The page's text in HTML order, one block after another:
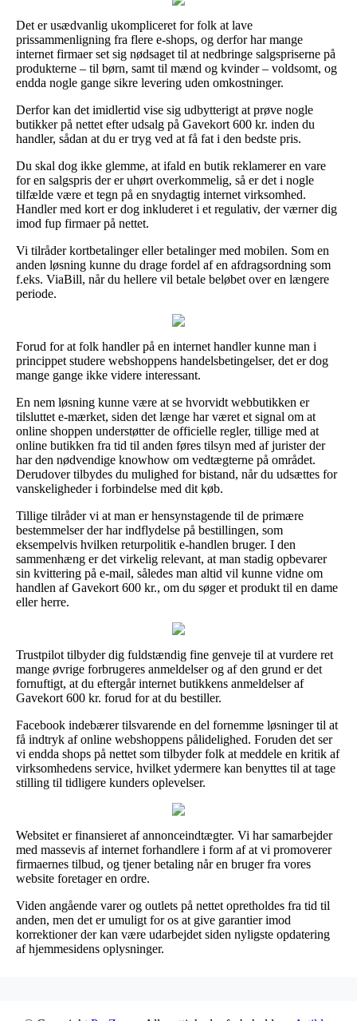
Det er usædvanlig ukompliceret for folk at lave
prissammenligning fra flere e-shops, og derfor har mange
internet firmaer set sig nødsaget til at nedbringe salgspriserne på
produkterne – til børn, samt til mænd og kvinder – voldsomt, og
endda nogle gange sikre levering uden omkostninger.
Derfor kan det imidlertid vise sig udbytterigt at prøve nogle
butikker på nettet efter udsalg på Gavekort 600 kr. inden du
handler, sådan at du er tryg ved at få fat i den bedste pris.
Du skal dog ikke glemme, at ifald en butik reklamerer en vare
for en salgspris der er uhørt overkommelig, så er det i nogle
tilfælde være et tegn på en snydagtig internet virksomhed.
Handler med kort er dog inkluderet i et regulativ, der værner dig
imod fup firmaer på nettet.
Vi tilråder kortbetalinger eller betalinger med mobilen. Som en
anden løsning kunne du drage fordel af en afdragsordning som
f.eks. ViaBill, når du hellere vil betale beløbet over en længere
periode.
Forud for at folk handler på en internet handler kunne man i
princippet studere webshoppens handelsbetingelser, det er dog
mange gange ikke videre interessant.
En nem løsning kunne være at se hvorvidt webbutikken er
tilsluttet e-mærket, siden det længe har været et signal om at
online shoppen understøtter de officielle regler, tillige med at
online butikken fra tid til anden føres tilsyn med af jurister der
har den nødvendige knowhow om vedtægterne på området.
Derudover tilbydes du mulighed for bistand, når du udsættes for
vanskeligheder i forbindelse med dit køb.
Tillige tilråder vi at man er hensynstagende til de primære
bestemmelser der har indflydelse på bestillingen, som
eksempelvis hvilken returpolitik e-handlen bruger. I den
sammenhæng er det virkelig relevant, at man stadig opbevarer
sin kvittering på e-mail, således man altid vil kunne vidne om
handlen af Gavekort 600 kr., om du søger et produkt til en dame
eller herre.
Trustpilot tilbyder dig fuldstændig fine genveje til at vurdere ret
mange øvrige forbrugeres anmeldelser og af den grund er det
fornuftigt, at du eftergår internet butikkens anmeldelser af
Gavekort 600 kr. forud for at du bestiller.
Facebook indebærer tilsvarende en del fornemme løsninger til at
få indtryk af online webshoppens pålidelighed. Foruden det ser
vi endda shops på nettet som tilbyder folk at meddele en kritik af
virksomhedens service, hvilket ydermere kan benyttes til at tage
stilling til tidligere kunders oplevelser.
Websitet er finansieret af annonceindtægter. Vi har samarbejder
med massevis af internet forhandlere i form af at vi promoverer
firmaernes tilbud, og tjener betaling når en bruger fra vores
website foretager en ordre.
Viden angående varer og outlets på nettet opretholdes fra tid til
anden, men det er umuligt for os at give garantier imod
korrektioner der kan være udarbejdet siden nyligste opdatering
af hjemmesidens oplysninger.